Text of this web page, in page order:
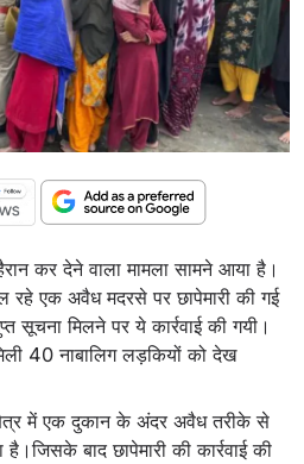
कर देने वाला मामला सामने आया है।
रहे एक अवैध मदरसे पर छापेमारी की गई
सूचना मिलने पर ये कार्रवाई की गयी।
40 नाबालिग लड़कियों को देख
में एक दुकान के अंदर अवैध तरीके से
बाद छापेमारी की कार्रवाई की